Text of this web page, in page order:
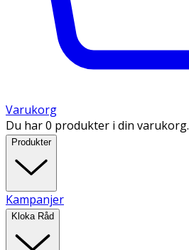
Varukorg
Du har 0 produkter i din varukorg.
Produkter
Kampanjer
Kloka Råd